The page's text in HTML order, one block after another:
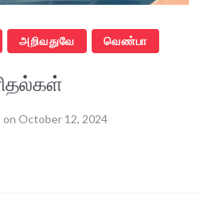
அறிவதுவே வெண்பா
on October 12, 2024